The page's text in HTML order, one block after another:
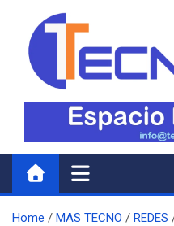
content
Tecno
Todo lo nuevo en Tecnología
Home MAS TECNO
REDES